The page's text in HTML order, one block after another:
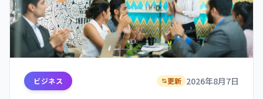
ビジネス 更新 2026年8月7日